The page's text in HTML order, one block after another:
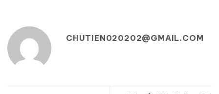
CHUTIEN020202@GMAIL.COM